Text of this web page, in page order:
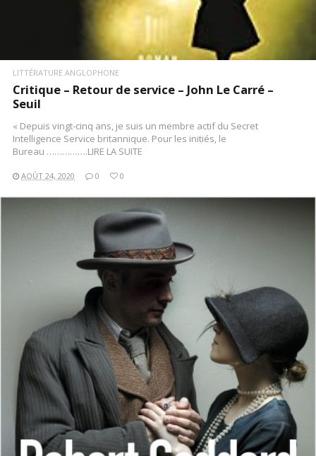
LITTÉRATURE ANGLOPHONE
Critique – Retour de service – John Le Carré –
Seuil
« Depuis vingt-cinq ans, je suis un membre actif du Secret
Intelligence Service britannique. Pour les initiés, le
Bureau …………….LIRE LA SUITE
AOÛT 24, 2020 0 0
LIRE LA SUITE